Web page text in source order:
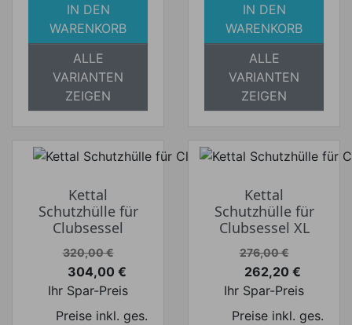
IN DEN
WARENKORB
ALLE
VARIANTEN
ZEIGEN
IN DEN
WARENKORB
ALLE
VARIANTEN
ZEIGEN
Kettal
Schutzhülle für
Clubsessel
Verkaufspreis
320,00 €
Preis
304,00 €
Ihr Spar-Preis
Preise inkl. ges.
Kettal
Schutzhülle für
Clubsessel XL
Verkaufspreis
276,00 €
Preis
262,20 €
Ihr Spar-Preis
Preise inkl. ges.